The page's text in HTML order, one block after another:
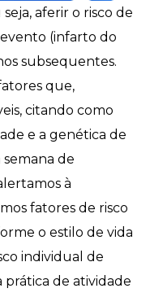
aferir o risco de
(infarto do
subsequentes.
que,
citando como
e a genética de
de
à
fatores de risco
o estilo de vida
individual de
prática de atividade